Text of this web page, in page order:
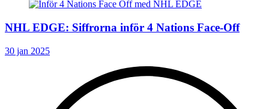
NHL EDGE: Siffrorna inför 4 Nations Face-Off
30 jan 2025